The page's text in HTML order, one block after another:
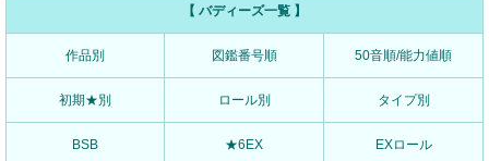
【 バディーズ一覧 】
作品別 図鑑番号順 50音順/能力値順
初期★別 ロール別 タイプ別
BSB ★6EX EXロール